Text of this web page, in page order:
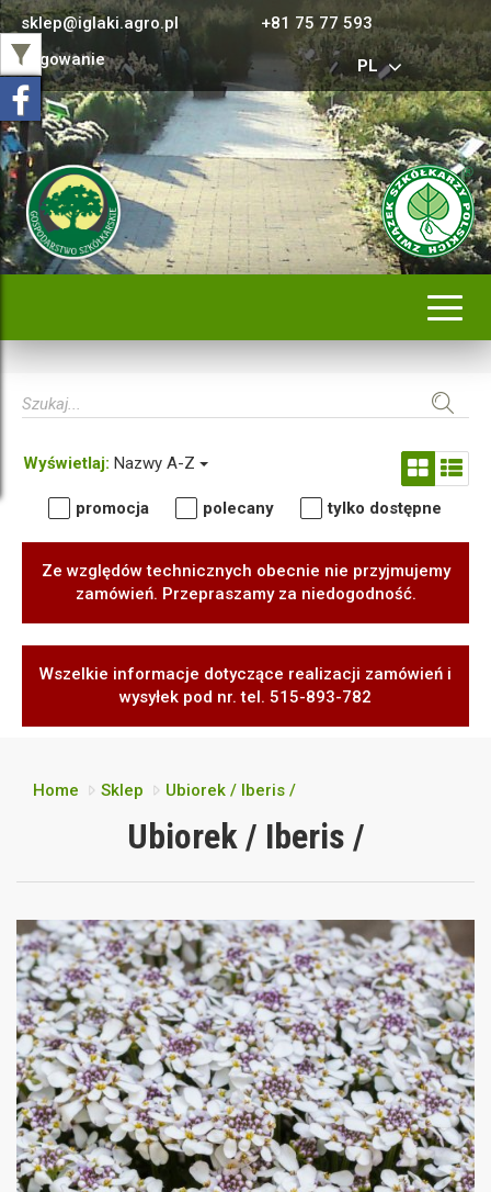
sklep@iglaki.agro.pl
+81 75 77 593
Logowanie
PL
Wyświetlaj: Nazwy A-Z
promocja polecany tylko dostępne
Ze względów technicznych obecnie nie przyjmujemy
zamówień. Przepraszamy za niedogodność.
Wszelkie informacje dotyczące realizacji zamówień i
wysyłek pod nr. tel. 515-893-782
Home Sklep Ubiorek / Iberis /
Ubiorek / Iberis /